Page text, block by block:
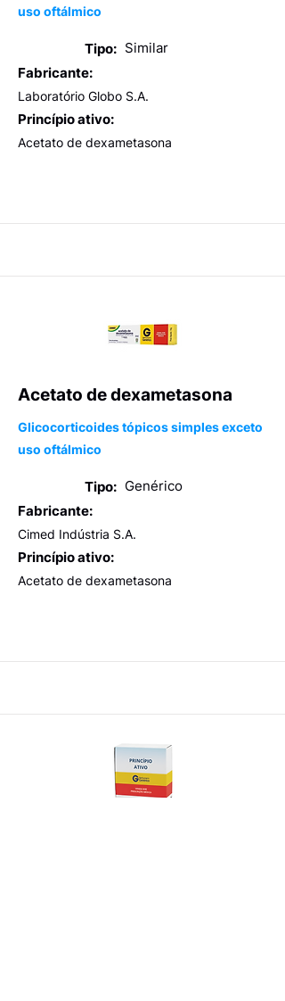
uso oftálmico
Tipo: Similar
Fabricante:
Laboratório Globo S.A.
Princípio ativo:
Acetato de dexametasona
Acetato de dexametasona
Glicocorticoides tópicos simples exceto
uso oftálmico
Tipo: Genérico
Fabricante:
Cimed Indústria S.A.
Princípio ativo:
Acetato de dexametasona